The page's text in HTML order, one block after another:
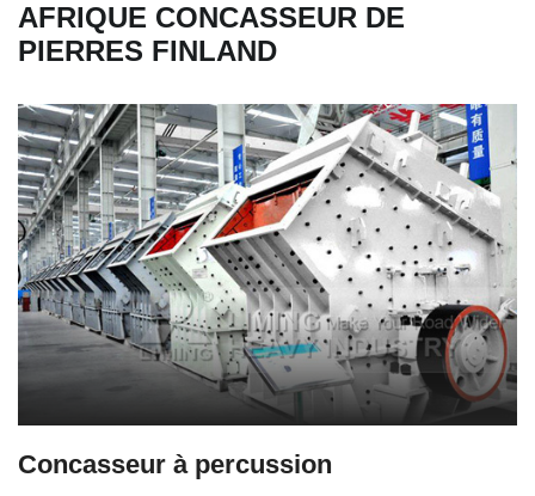
AFRIQUE CONCASSEUR DE
PIERRES FINLAND
Concasseur à percussion